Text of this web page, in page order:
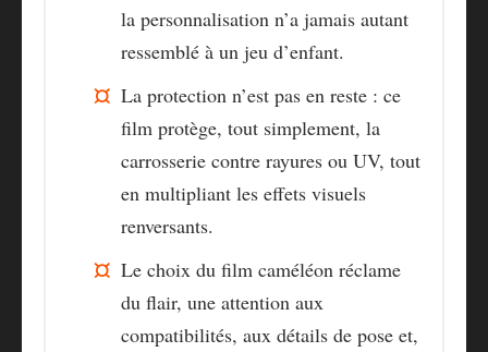
la personnalisation n’a jamais autant
ressemblé à un jeu d’enfant.
La protection n’est pas en reste : ce
film protège, tout simplement, la
carrosserie contre rayures ou UV, tout
en multipliant les effets visuels
renversants.
Le choix du film caméléon réclame
du flair, une attention aux
compatibilités, aux détails de pose et,